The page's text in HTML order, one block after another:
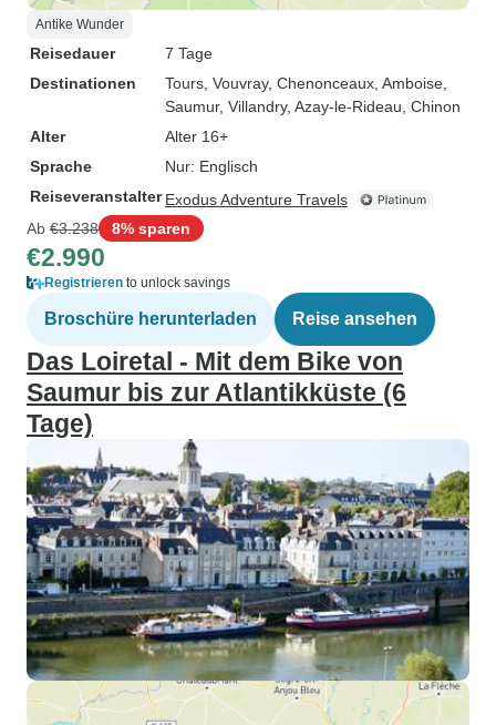
Antike Wunder
Reisedauer
7 Tage
Destinationen
Tours , Vouvray, Chenonceaux , Amboise
Saumur, Villandry, Azay-le-Rideau , Chinon
Alter
Alter 16+
Sprache
Nur: Englisch
Reiseveranstalter Exodus Adventure Travels
Ab €3.238 8% sparen
€2.990
Registrieren to unlock savings
Broschüre herunterladen Reise ansehen
Das Loiretal - Mit dem Bike von
Saumur bis zur Atlantikküste (6
Tage)